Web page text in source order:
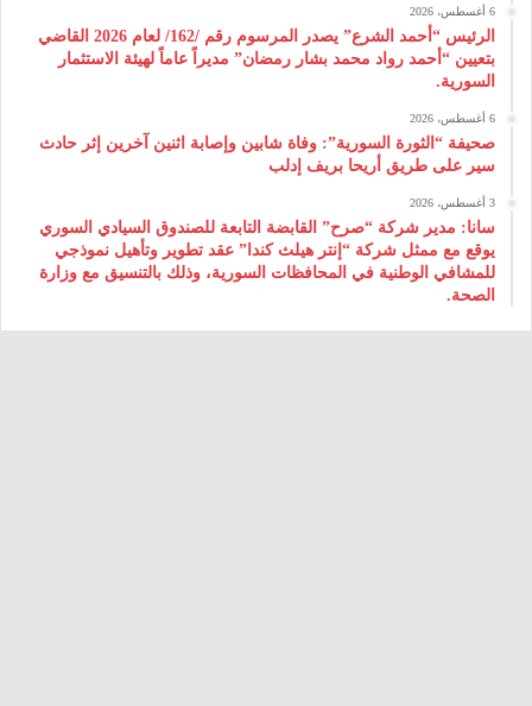
6 أغسطس، 2026
الرئيس “أحمد الشرع” يصدر المرسوم رقم /162/ لعام 2026 ‌القاضي
بتعيين “أحمد رواد محمد بشار رمضان” مديراً عاماً لهيئة ‌الاستثمار
السورية.
6 أغسطس، 2026
صحيفة “الثورة السورية”: وفاة شابين وإصابة اثنين آخرين إثر حادث
سير على طريق أريحا بريف إدلب
3 أغسطس، 2026
سانا: مدير شركة “صرح” القابضة التابعة للصندوق السيادي السوري
يوقع مع ممثل شركة “إنتر هيلث كندا” عقد تطوير وتأهيل نموذجي
للمشافي الوطنية في المحافظات السورية، وذلك بالتنسيق مع وزارة
الصحة.